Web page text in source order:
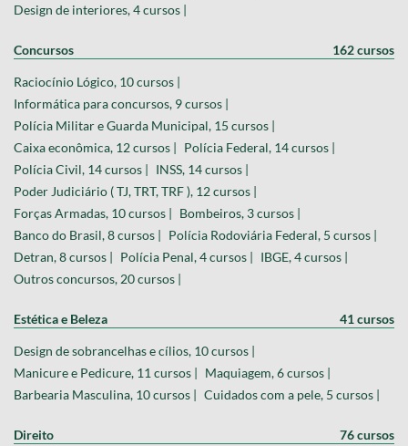
Design de interiores, 4 cursos |
Concursos 162 cursos
Raciocínio Lógico, 10 cursos |
Informática para concursos, 9 cursos |
Polícia Militar e Guarda Municipal, 15 cursos |
Caixa econômica, 12 cursos | Polícia Federal, 14 cursos |
Polícia Civil, 14 cursos | INSS, 14 cursos |
Poder Judiciário ( TJ, TRT, TRF ), 12 cursos |
Forças Armadas, 10 cursos | Bombeiros, 3 cursos |
Banco do Brasil, 8 cursos | Polícia Rodoviária Federal, 5 cursos |
Detran, 8 cursos | Polícia Penal, 4 cursos | IBGE, 4 cursos |
Outros concursos, 20 cursos |
Estética e Beleza 41 cursos
Design de sobrancelhas e cílios, 10 cursos |
Manicure e Pedicure, 11 cursos | Maquiagem, 6 cursos |
Barbearia Masculina, 10 cursos | Cuidados com a pele, 5 cursos |
Direito 76 cursos